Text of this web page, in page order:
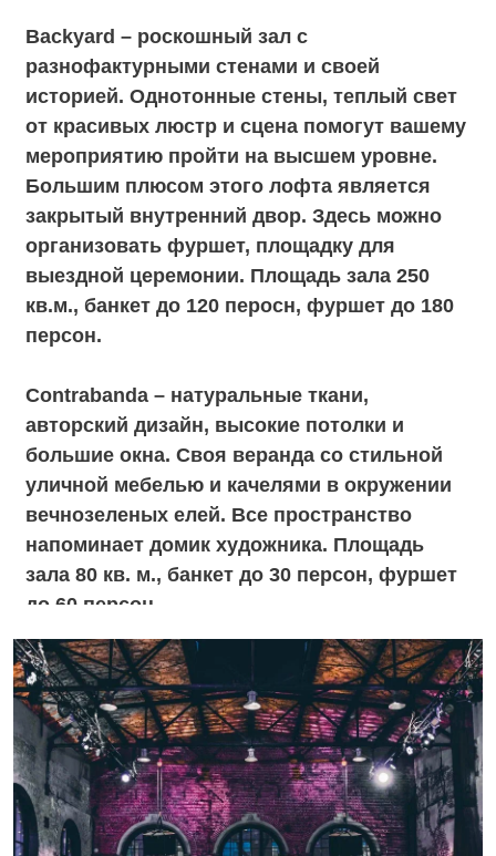
Адрес: ул. Ленинская Слобода , 26с1